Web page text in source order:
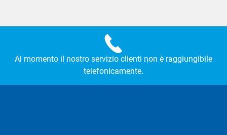
Al momento il nostro servizio clienti non è raggiungibile
telefonicamente.